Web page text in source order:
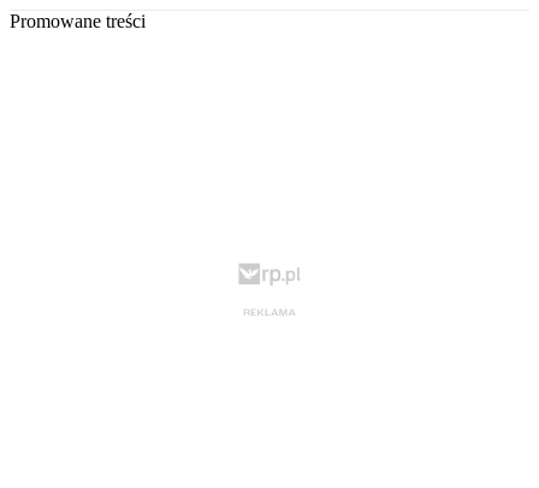
Promowane treści